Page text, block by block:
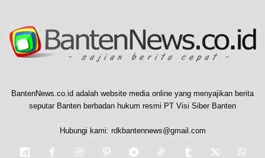
BantenNews.co.id adalah website media online yang menyajikan berita
seputar Banten berbadan hukum resmi PT Visi Siber Banten
Hubungi kami: rdkbantennews@gmail.com